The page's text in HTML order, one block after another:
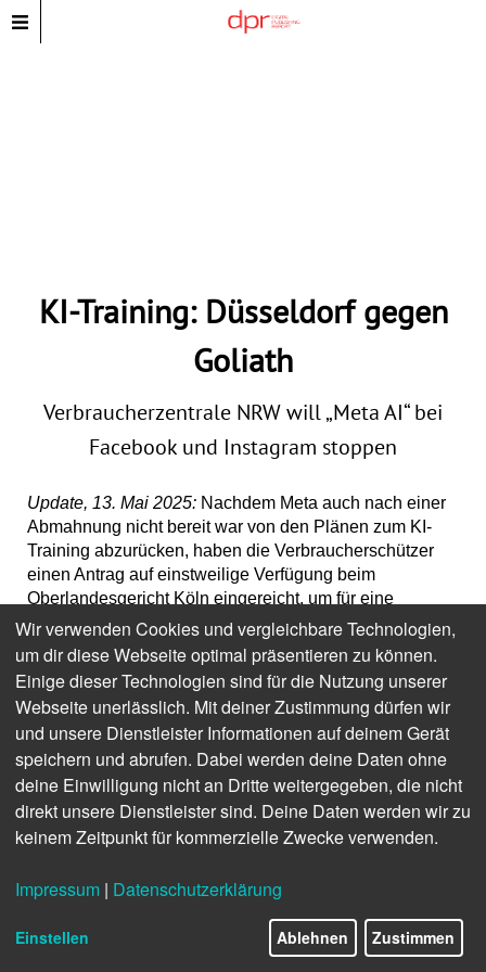
KI-Training: Düsseldorf gegen
Goliath
Verbraucherzentrale NRW will „Meta AI“ bei
Facebook und Instagram stoppen
Update, 13. Mai 2025: Nachdem Meta auch nach einer
Abmahnung nicht bereit war von den Plänen zum KI-
Training abzurücken, haben die Verbraucherschützer
einen Antrag auf einstweilige Verfügung beim
Oberlandesgericht Köln eingereicht, um für eine
schnelle Klärung des Sachverhaltes zu erzielen.
Christine Steffen, Juristin und Datenschutzexpertin der
Verbraucherzentrale NRW, erklärt: „Sind die Daten erst
einmal für KI verwendet worden, ist ein Rückruf kaum
noch möglich - deshalb ist jetzt schnelles Handeln
gefragt.“
Mit Blick auf die ausführliche Erwiderung von Meta
(siehe unten) sagt Steffen: „Unser Ziel ist es nicht, die
Entwicklung künstlicher Intelligenz zu verhindern,
rechtsstaatlichen und fairen Grundlage erfolgt. Meta
scheint seine kommerziellen Interessen über die Rechte
der Betroffenen zu stellen. Doch Innovation braucht das
Vertrauen der Gesellschaft, und das entsteht nur, wenn
Wir verwenden Cookies und vergleichbare Technologien,
um dir diese Webseite optimal präsentieren zu können.
Einige dieser Technologien sind für die Nutzung unserer
Webseite unerlässlich. Mit deiner Zustimmung dürfen wir
und unsere Dienstleister Informationen auf deinem Gerät
speichern und abrufen. Dabei werden deine Daten ohne
deine Einwilligung nicht an Dritte weitergegeben, die nicht
direkt unsere Dienstleister sind. Deine Daten werden wir zu
keinem Zeitpunkt für kommerzielle Zwecke verwenden.
Impressum | Datenschutzerklärung
Einstellen Ablehnen Zustimmen